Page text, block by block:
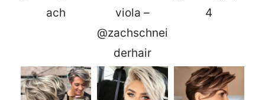
ach
viola –
@zachschnei
derhair
4